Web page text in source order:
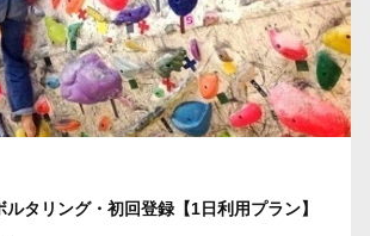
ルタリング・初回登録【1日利用プラン】